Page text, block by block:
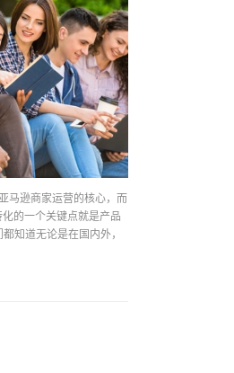
马逊商家运营的核心，而
的一个关键点就是产品
知道无论是在国内外，